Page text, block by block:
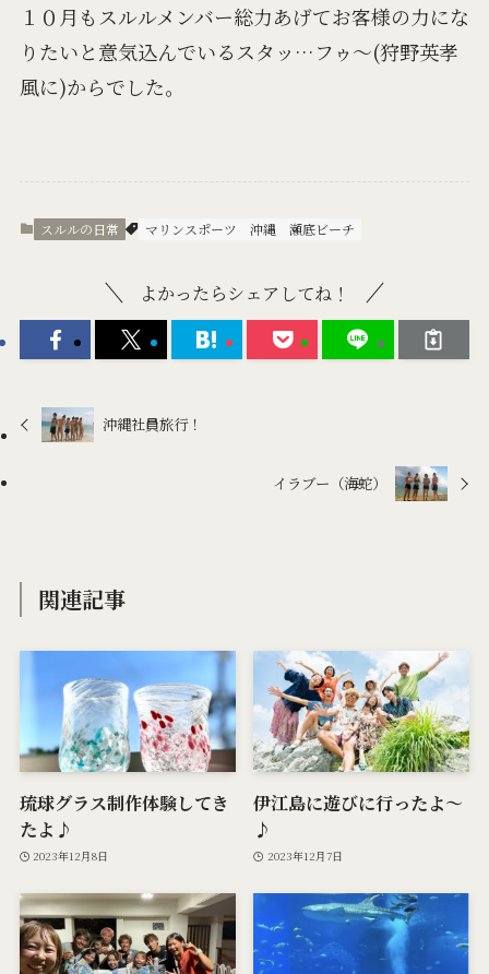
１０月もスルルメンバー総力あげてお客様の力にな
りたいと意気込んでいるスタッ…フゥ～(狩野英孝
風に)からでした。
スルルの日常 マリンスポーツ 沖縄 瀬底ビーチ
よかったらシェアしてね！
沖縄社員旅行！
イラブー（海蛇）
関連記事
琉球グラス制作体験してき
たよ♪
2023年12月8日
伊江島に遊びに行ったよ〜
♪
2023年12月7日